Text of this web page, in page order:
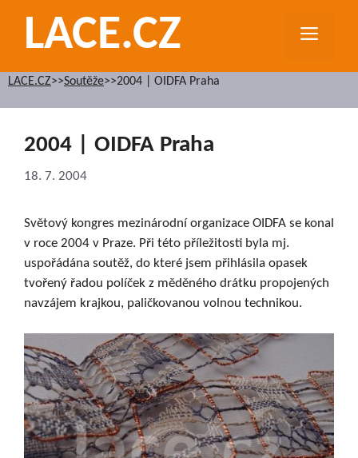
obsahLACE.CZ
LACE.CZ>>Soutěže>>2004 | OIDFA Praha
2004 | OIDFA Praha
18. 7. 2004
Světový kongres mezinárodní organizace OIDFA se konal
v roce 2004 v Praze. Při této příležitosti byla mj.
uspořádána soutěž, do které jsem přihlásila opasek
tvořený řadou políček z měděného drátku propojených
navzájem krajkou, paličkovanou volnou technikou.